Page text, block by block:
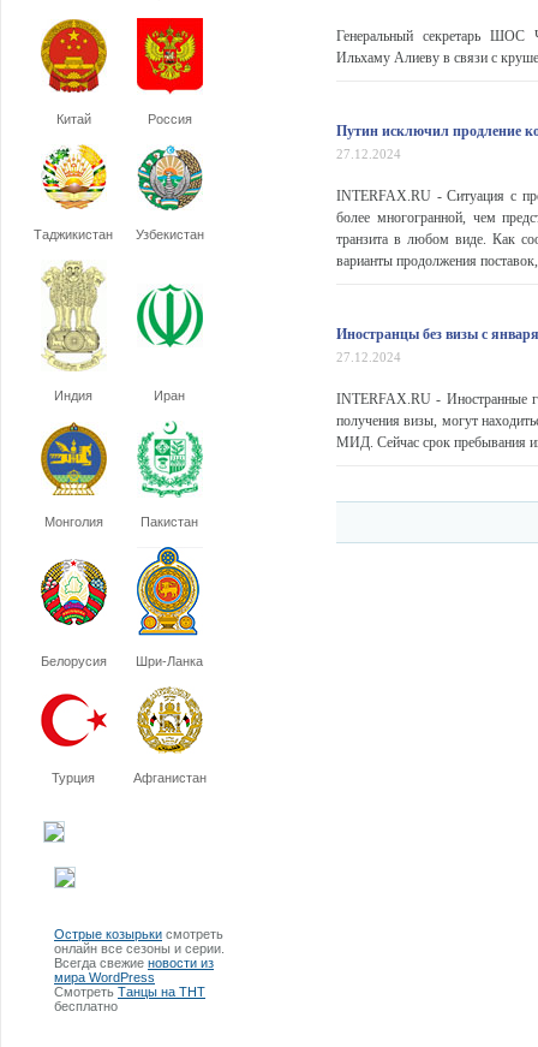
Китай Россия
Таджикистан Узбекистан
Индия Иран
Монголия Пакистан
Белорусия Шри-Ланка
Турция Афганистан
Острые козырьки смотреть
онлайн все сезоны и серии.
Всегда свежие новости из
мира WordPress
Смотреть Танцы на ТНТ
бесплатно
Генеральный секретарь ШОС
Ильхаму Алиеву в связи с
Путин исключил продление
27.12.2024
INTERFAX.RU - Ситуация с
более многогранной, чем
транзита в любом виде. Как
варианты продолжения
Иностранцы без визы с января
27.12.2024
INTERFAX.RU - Иностранные
получения визы, могут
МИД. Сейчас срок пребывания